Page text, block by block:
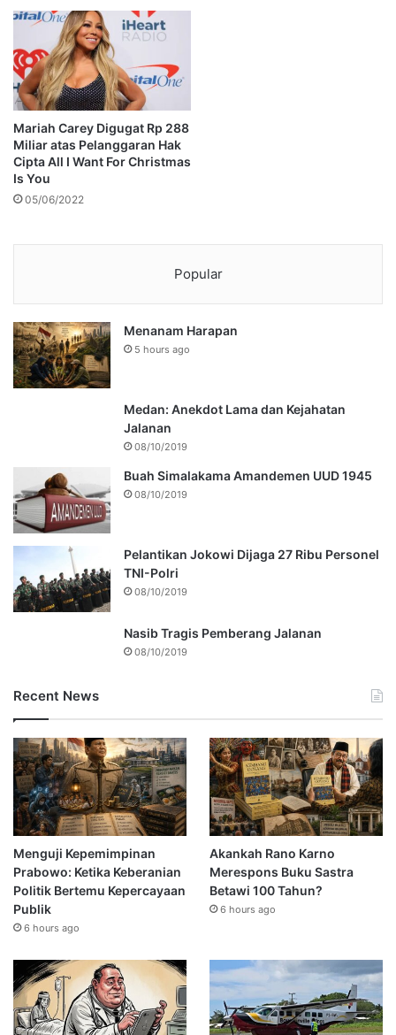
Mariah Carey Digugat Rp 288
Miliar atas Pelanggaran Hak
Cipta All I Want For Christmas
Is You
05/06/2022
Popular
Menanam Harapan
5 hours ago
Medan: Anekdot Lama dan Kejahatan
Jalanan
08/10/2019
Buah Simalakama Amandemen UUD 1945
08/10/2019
Pelantikan Jokowi Dijaga 27 Ribu Personel
TNI-Polri
08/10/2019
Nasib Tragis Pemberang Jalanan
08/10/2019
Recent News
Menguji Kepemimpinan
Prabowo: Ketika Keberanian
Politik Bertemu Kepercayaan
Publik
6 hours ago
Akankah Rano Karno
Merespons Buku Sastra
Betawi 100 Tahun?
6 hours ago